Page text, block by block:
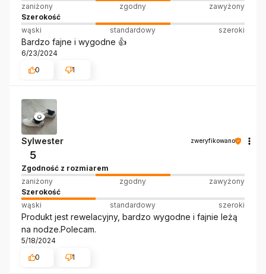
zaniżony
zgodny
zawyżony
Szerokość
wąski
standardowy szeroki
Bardzo fajne i wygodne 👍️
6/23/2024
0
1
Sylwester zweryfikowano
5
Zgodność z rozmiarem
zaniżony
zgodny
zawyżony
Szerokość
wąski
standardowy szeroki
Produkt jest rewelacyjny, bardzo wygodne i fajnie leżą
na nodze.Polecam.
5/18/2024
0
1